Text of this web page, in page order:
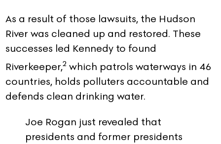
As a result of those lawsuits, the Hudson
River was cleaned up and restored. These
successes led Kennedy to found
Riverkeeper,2 which patrols waterways in 46
countries, holds polluters accountable and
defends clean drinking water.
Joe Rogan just revealed that
presidents and former presidents